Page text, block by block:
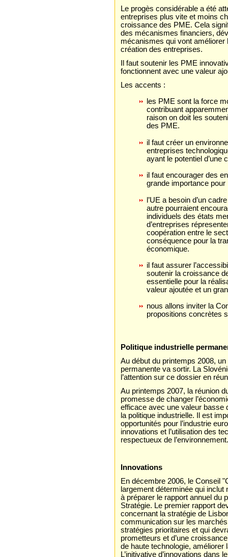
Le progès considérable a été
entreprises plus vite et moins
croissance des PME. Cela
des mécanismes financiers,
mécanismes qui vont
création des entreprises.
Il faut soutenir les PME
fonctionnent avec une valeur
Les accents :
les PME sont la force
contribuant
raison on doit les
des PME.
il faut créer un
entreprises
ayant le potentiel d’une
il faut encourager des
grande importance
l’UE a besoin d’un
autre pourraient
individuels des états
d’entreprises
coopération entre le
conséquence pour la
économique.
il faut assurer
soutenir la croissance
essentielle pour la
valeur ajoutée et un
nous allons inviter la
propositions concrètes
Politique industrielle
Au début du printemps 2008,
permanente va sortir. La
l’attention sur ce dossier en
Au printemps 2007, la réunion
promesse de changer
efficace avec une valeur basse
la politique industrielle. Il est
opportunités pour l’industrie
innovations et l’utilisation des
respectueux de
Innovations
En décembre 2006, le Conseil
largement déterminée qui inclut
à préparer le rapport annuel du
Stratégie. Le premier rapport
concernant la stratégie de
communication sur les
stratégies prioritaires et qui
prometteurs et d’une
de haute technologie,
L’initivative d’innovations dans